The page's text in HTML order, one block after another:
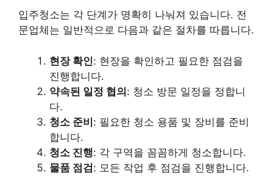
입주청소는 각 단계가 명확히 나눠져 있습니다. 전
문업체는 일반적으로 다음과 같은 절차를 따릅니다.
현장 확인: 현장을 확인하고 필요한 점검을
진행합니다.
약속된 일정 협의: 청소 방문 일정을 정합니
다.
청소 준비: 필요한 청소 용품 및 장비를 준비
합니다.
청소 진행: 각 구역을 꼼꼼하게 청소합니다.
물품 점검: 모든 작업 후 점검을 진행합니다.